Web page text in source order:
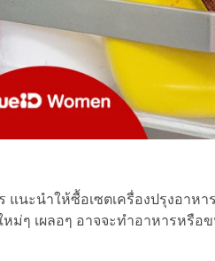
นะนำให้ซื้อเซตเครื่องปรุงอาหา
ม่ๆ เผลอๆ อาจจะทำอาหารหรือ